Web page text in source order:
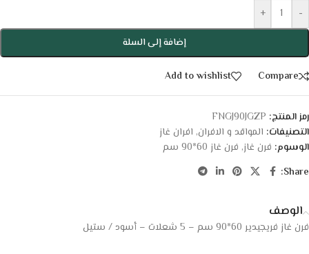
-
+
إضافة إلى السلة
Compare
Add to wishlist
رمز المنتج: FNGJ90JGZP
التصنيفات: المواقد و الافران, افران غاز
الوسوم: فرن غاز, فرن غاز 60*90 سم
Share:
الوصف
فرن غاز فريجيدير 60*90 سم – 5 شعلات – أسود / ستيل